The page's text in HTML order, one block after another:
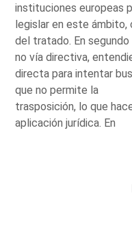
instituciones europeas
legislar en este ámbito,
del tratado. En
no vía directiva,
directa para intentar
que no permite la
trasposición, lo que
aplicación jurídica. En